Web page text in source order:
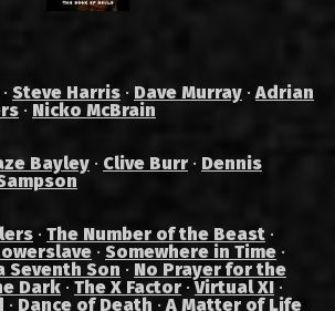
· Steve Harris · Dave Murray ·Adrian
· Nicko McBrain
Bayley · Clive Burr · Dennis
· The Number of the Beast ·
· Somewhere in Time ·
Seventh Son · No Prayer for the
Dark · The X Factor ·Virtual XI ·
· Dance of Death ·A Matter of Life